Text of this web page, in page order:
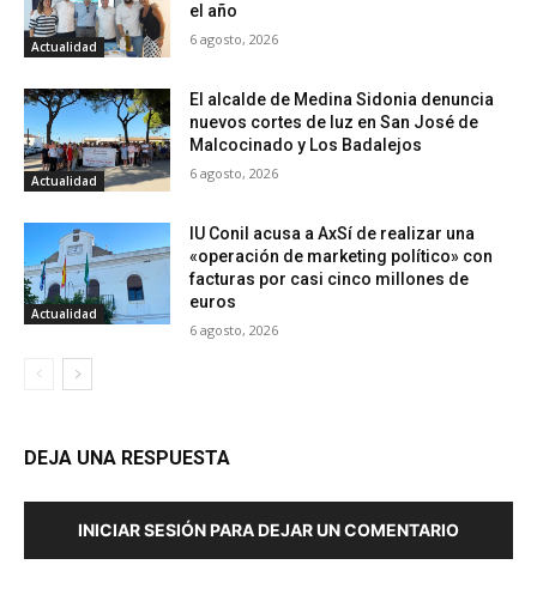
Actualidad
el año
6 agosto, 2026
Actualidad
El alcalde de Medina Sidonia denuncia
nuevos cortes de luz en San José de
Malcocinado y Los Badalejos
6 agosto, 2026
Actualidad
IU Conil acusa a AxSí de realizar una
«operación de marketing político» con
facturas por casi cinco millones de
euros
6 agosto, 2026
DEJA UNA RESPUESTA
INICIAR SESIÓN PARA DEJAR UN COMENTARIO